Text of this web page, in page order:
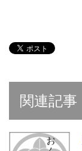
関連記事